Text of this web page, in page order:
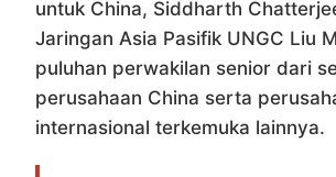
untuk China, Siddharth
Jaringan Asia Pasifik UNGC Liu
puluhan perwakilan senior dari
perusahaan China serta
internasional terkemuka lainnya.